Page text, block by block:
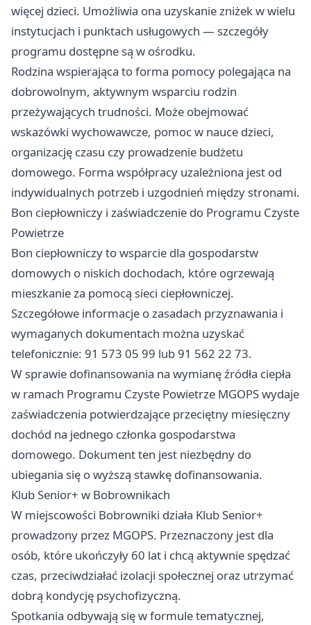
więcej dzieci. Umożliwia ona uzyskanie zniżek w wielu
instytucjach i punktach usługowych — szczegóły
programu dostępne są w ośrodku.
Rodzina wspierająca to forma pomocy polegająca na
dobrowolnym, aktywnym wsparciu rodzin
przeżywających trudności. Może obejmować
wskazówki wychowawcze, pomoc w nauce dzieci,
organizację czasu czy prowadzenie budżetu
domowego. Forma współpracy uzależniona jest od
indywidualnych potrzeb i uzgodnień między stronami.
Bon ciepłowniczy i zaświadczenie do Programu Czyste
Powietrze
Bon ciepłowniczy to wsparcie dla gospodarstw
domowych o niskich dochodach, które ogrzewają
mieszkanie za pomocą sieci ciepłowniczej.
Szczegółowe informacje o zasadach przyznawania i
wymaganych dokumentach można uzyskać
telefonicznie: 91 573 05 99 lub 91 562 22 73.
W sprawie dofinansowania na wymianę źródła ciepła
w ramach Programu Czyste Powietrze MGOPS wydaje
zaświadczenia potwierdzające przeciętny miesięczny
dochód na jednego członka gospodarstwa
domowego. Dokument ten jest niezbędny do
ubiegania się o wyższą stawkę dofinansowania.
Klub Senior+ w Bobrownikach
W miejscowości Bobrowniki działa Klub Senior+
prowadzony przez MGOPS. Przeznaczony jest dla
osób, które ukończyły 60 lat i chcą aktywnie spędzać
czas, przeciwdziałać izolacji społecznej oraz utrzymać
dobrą kondycję psychofizyczną.
Spotkania odbywają się w formule tematycznej,